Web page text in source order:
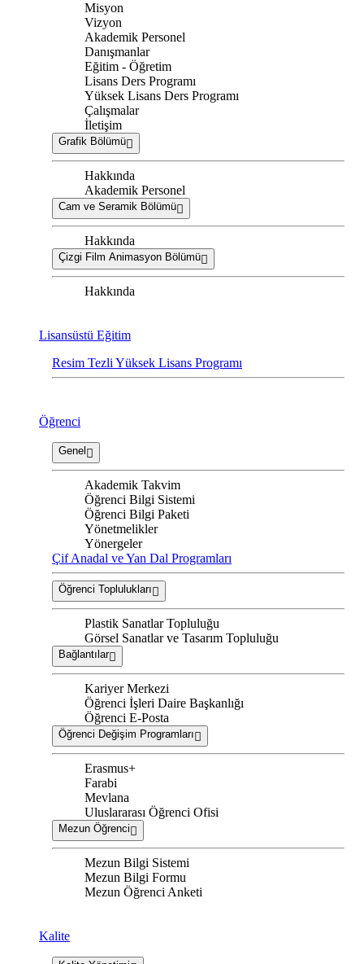
Misyon
Vizyon
Akademik Personel
Danışmanlar
Eğitim - Öğretim
Lisans Ders Programı
Yüksek Lisans Ders Programı
Çalışmalar
İletişim
Grafik Bölümü
Hakkında
Akademik Personel
Cam ve Seramik Bölümü
Hakkında
Çizgi Film Animasyon Bölümü
Hakkında
Lisansüstü Eğitim
Resim Tezli Yüksek Lisans Programı
Öğrenci
Genel
Akademik Takvim
Öğrenci Bilgi Sistemi
Öğrenci Bilgi Paketi
Yönetmelikler
Yönergeler
Çif Anadal ve Yan Dal Programları
Öğrenci Toplulukları
Plastik Sanatlar Topluluğu
Görsel Sanatlar ve Tasarım Topluluğu
Bağlantılar
Kariyer Merkezi
Öğrenci İşleri Daire Başkanlığı
Öğrenci E-Posta
Öğrenci Değişim Programları
Erasmus+
Farabi
Mevlana
Uluslararası Öğrenci Ofisi
Mezun Öğrenci
Mezun Bilgi Sistemi
Mezun Bilgi Formu
Mezun Öğrenci Anketi
Kalite